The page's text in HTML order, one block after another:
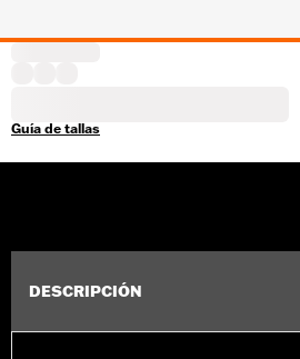
Guía de tallas
DESCRIPCIÓN